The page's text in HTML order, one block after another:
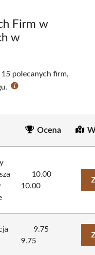
Firm w
w
polecanych firm,
Ocena
10.00
10.00
9.75
9.75